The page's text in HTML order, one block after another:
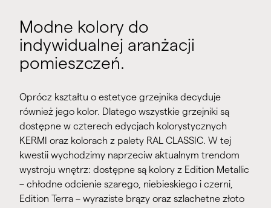
Modne kolory do
indywidualnej aranżacji
pomieszczeń.
Oprócz kształtu o estetyce grzejnika decyduje
również jego kolor. Dlatego wszystkie grzejniki są
dostępne w czterech edycjach kolorystycznych
KERMI oraz kolorach z palety RAL CLASSIC. W tej
kwestii wychodzimy naprzeciw aktualnym trendom
wystroju wnętrz: dostępne są kolory z Edition Metallic
– chłodne odcienie szarego, niebieskiego i czerni,
Edition Terra – wyraziste brązy oraz szlachetne złoto